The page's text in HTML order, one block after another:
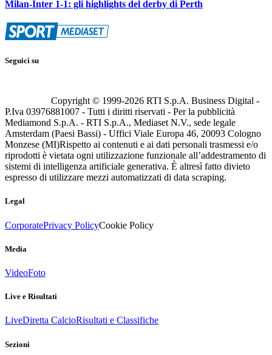
Milan-Inter 1-1: gli highlights del derby di Perth
Seguici su
Copyright © 1999-2026 RTI S.p.A. Business Digital -
P.Iva 03976881007 - Tutti i diritti riservati - Per la pubblicità
Mediamond S.p.A. - RTI S.p.A., Mediaset N.V., sede legale
Amsterdam (Paesi Bassi) - Uffici Viale Europa 46, 20093 Cologno
Monzese (MI)Rispetto ai contenuti e ai dati personali trasmessi e/o
riprodotti è vietata ogni utilizzazione funzionale all’addestramento di
sistemi di intelligenza artificiale generativa. È altresì fatto divieto
espresso di utilizzare mezzi automatizzati di data scraping.
Legal
CorporatePrivacy PolicyCookie Policy
Media
VideoFoto
Live e Risultati
LiveDiretta CalcioRisultati e Classifiche
Sezioni